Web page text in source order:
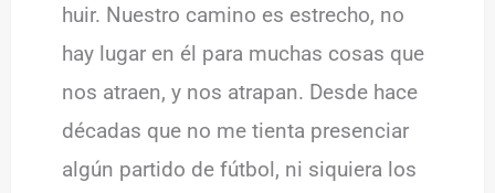
huir. Nuestro camino es estrecho, no
hay lugar en él para muchas cosas que
nos atraen, y nos atrapan. Desde hace
décadas que no me tienta presenciar
algún partido de fútbol, ni siquiera los